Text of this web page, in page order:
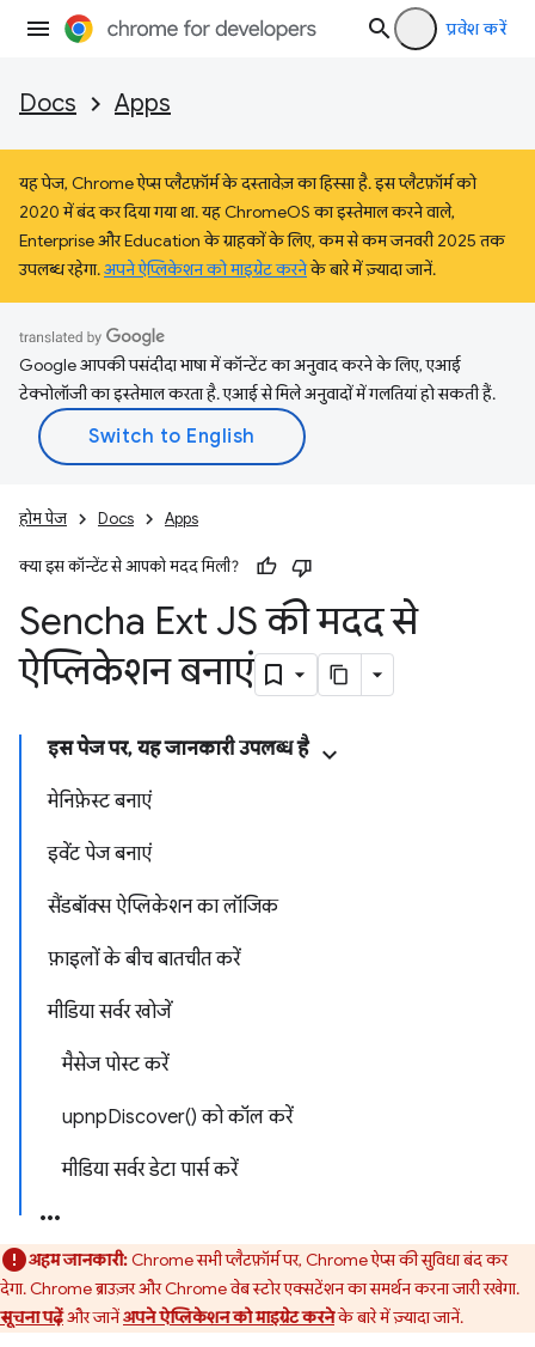
प्रवेश करें
Docs Apps
यह पेज, Chrome ऐप्स प्लैटफ़ॉर्म के दस्तावेज़ का हिस्सा है. इस प्लैटफ़ॉर्म को
2020 में बंद कर दिया गया था. यह ChromeOS का इस्तेमाल करने वाले,
Enterprise और Education के ग्राहकों के लिए, कम से कम जनवरी 2025 तक
उपलब्ध रहेगा.अपने ऐप्लिकेशन को माइग्रेट करनेके बारे में ज़्यादा जानें.
Google आपकी पसंदीदा भाषा में कॉन्टेंट का अनुवाद करने के लिए, एआई
टेक्नोलॉजी का इस्तेमाल करता है. एआई से मिले अनुवादों में गलतियां हो सकती हैं.
होम पेज Docs Apps
क्या इस कॉन्टेंट से आपको मदद मिली?
Sencha Ext JS की मदद से
ऐप्लिकेशन बनाएं
इस पेज पर, यह जानकारी उपलब्ध है
मेनिफ़ेस्ट बनाएं
इवेंट पेज बनाएं
सैंडबॉक्स ऐप्लिकेशन का लॉजिक
फ़ाइलों के बीच बातचीत करें
मीडिया सर्वर खोजें
मैसेज पोस्ट करें
upnpDiscover() को कॉल करें
मीडिया सर्वर डेटा पार्स करें
अहम जानकारी:Chrome सभी प्लैटफ़ॉर्म पर, Chrome ऐप्स की सुविधा बंद कर
देगा. Chrome ब्राउज़र और Chrome वेब स्टोर एक्सटेंशन का समर्थन करना जारी रखेगा.
सूचना पढ़ेंऔर जानेंअपने ऐप्लिकेशन को माइग्रेट करनेके बारे में ज़्यादा जानें.